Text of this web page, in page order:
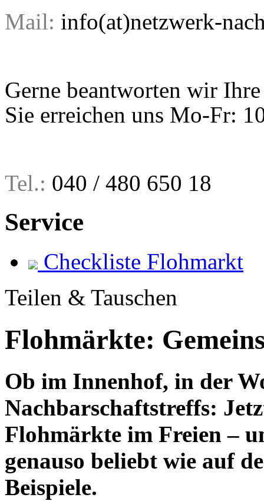
Mail: info(at)netzwerk-
Gerne beantworten wir
Sie erreichen uns Mo-Fr:
Tel.: 040 / 480 650 18
Service
Checkliste Flohmarkt
Teilen & Tauschen
Flohmärkte:
Ob im Innenhof, in der
Nachbarschaftstreffs:
Flohmärkte im Freien –
genauso beliebt wie auf
Beispiele.